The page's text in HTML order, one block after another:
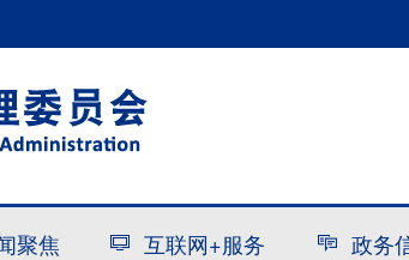
聚焦 互联网+服务 政务